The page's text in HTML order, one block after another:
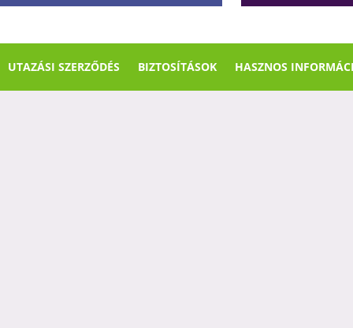
UTAZÁSI SZERZŐDÉS BIZTOSÍTÁSOK HASZNOS